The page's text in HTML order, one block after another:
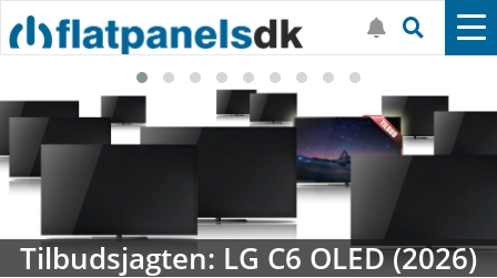
Tilbudsjagten: LG C6 OLED (2026)